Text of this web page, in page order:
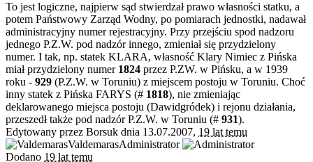
To jest logiczne, najpierw sąd stwierdzał prawo własności statku, a
potem Państwowy Zarząd Wodny, po pomiarach jednostki, nadawał
administracyjny numer rejestracyjny. Przy przejściu spod nadzoru
jednego P.Z.W. pod nadzór innego, zmieniał się przydzielony
numer. I tak, np. statek KLARA, własność Klary Nimiec z Pińska
miał przydzielony numer 1824 przez P.ZW. w Pińsku, a w 1939
roku - 929 (P.Z.W. w Toruniu) z miejscem postoju w Toruniu. Choć
inny statek z Pińska FARYS (# 1818), nie zmieniając
deklarowanego miejsca postoju (Dawidgródek) i rejonu działania,
przeszedł także pod nadzór P.Z.W. w Toruniu (# 931).
Edytowany przez Borsuk dnia 13.07.2007, 19 lat temu
ValdemarasAdministrator
Dodano 19 lat temu